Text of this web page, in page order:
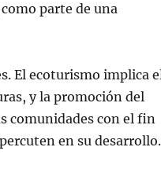
parte de una
El ecoturismo implica
y la promoción del
comunidades con el fin
en su desarrollo.